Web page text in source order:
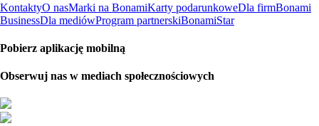
KontaktyO nasMarki na BonamiKarty podarunkoweDla firmBonami
BusinessDla mediówProgram partnerskiBonamiStar
Pobierz aplikację mobilną
Obserwuj nas w mediach społecznościowych